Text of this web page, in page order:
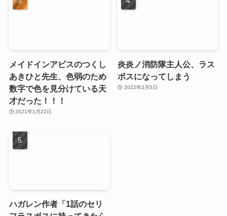
メイドインアビスのつくし
あきひと先生、色弱のため
数字で色を見分けている天
才だった！！！
2021年1月22日
炎炎ノ消防隊主人公、ラス
ボスになってしまう
2022年2月5日
ハガレン作者「1話のセリ